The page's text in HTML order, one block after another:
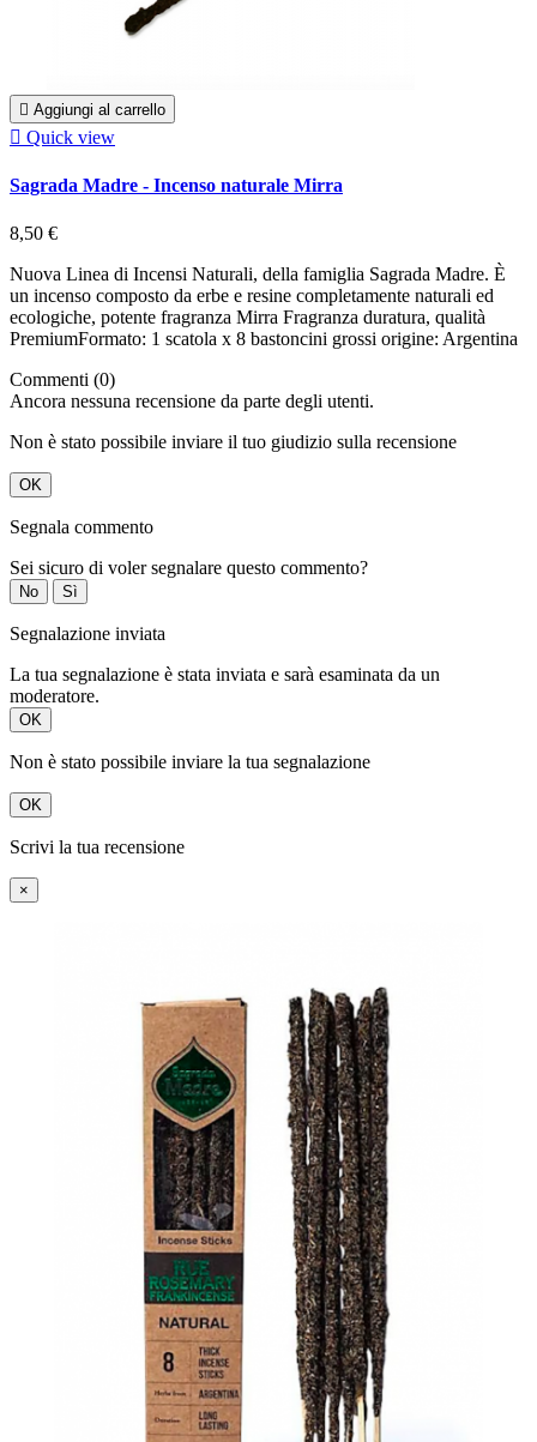
 Aggiungi al carrello
 Quick view
Sagrada Madre - Incenso naturale Mirra
8,50 €
Nuova Linea di Incensi Naturali, della famiglia Sagrada Madre. È
un incenso composto da erbe e resine completamente naturali ed
ecologiche, potente fragranza Mirra Fragranza duratura, qualità
PremiumFormato: 1 scatola x 8 bastoncini grossi origine: Argentina
Commenti (0)
Ancora nessuna recensione da parte degli utenti.
Non è stato possibile inviare il tuo giudizio sulla recensione
OK
Segnala commento
Sei sicuro di voler segnalare questo commento?
No Sì
Segnalazione inviata
La tua segnalazione è stata inviata e sarà esaminata da un
moderatore.
OK
Non è stato possibile inviare la tua segnalazione
OK
Scrivi la tua recensione
×